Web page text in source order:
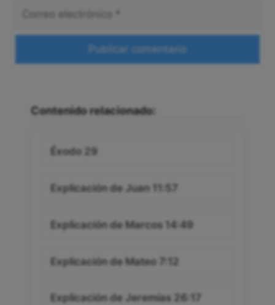
Contenido relacionado:
Éxodo 29
Explicación de Juan 11:57
Explicación de Marcos 14:49
Explicación de Mateo 7:12
Explicación de Jeremías 26:17